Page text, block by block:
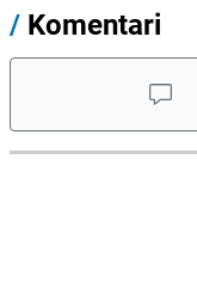
/ Komentari